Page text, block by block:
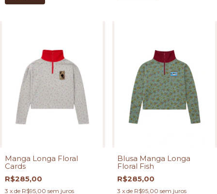
Manga Longa Floral
Cards
R$285,00
3 x de R$95,00 sem juros
Blusa Manga Longa
Floral Fish
R$285,00
3 x de R$95,00 sem juros